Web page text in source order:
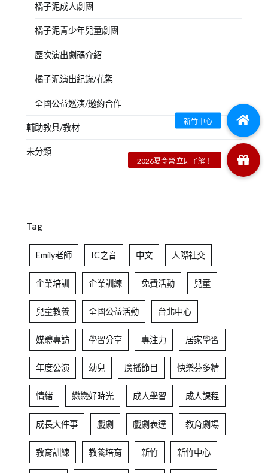
橘子泥成人劇團
橘子泥青少年兒童劇團
歷次演出劇碼介紹
橘子泥演出紀錄/花絮
全國公益巡演/邀約合作
輔助教具/教材
未分類
Tag
Emily老師 IC之音 中文 人際社交
企業培訓 企業訓練 免費活動 兒童
兒童教養 全國公益活動 台北中心
媒體專訪 學習分享 專注力 居家學習
年度公演 幼兒 廣播節目 快樂芬多精
情緒 戀戀好時光 成人學習 成人課程
成長大件事 戲劇 戲劇表達 教育劇場
教育訓練 教養培育 新竹 新竹中心